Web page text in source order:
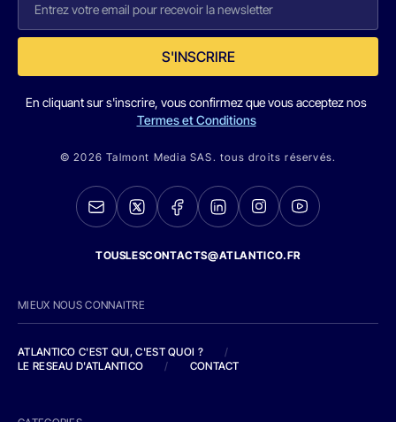
S'INSCRIRE
En cliquant sur s'inscrire, vous confirmez que vous acceptez nos
Termes et Conditions
© 2026 Talmont Media SAS. tous droits réservés.
TOUSLESCONTACTS@ATLANTICO.FR
MIEUX NOUS CONNAITRE
ATLANTICO C'EST QUI, C'EST QUOI ?
/
LE RESEAU D'ATLANTICO
/ CONTACT